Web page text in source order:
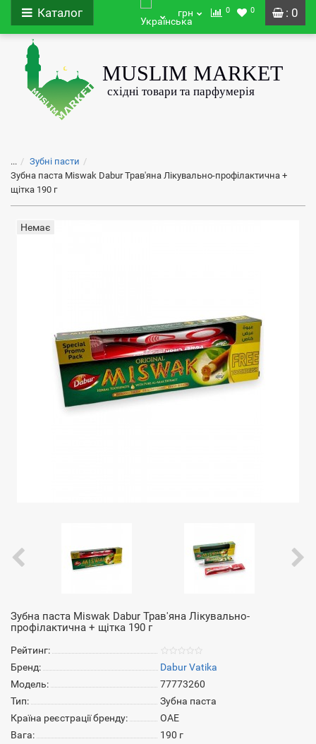
: 0
Каталог грн 0 0
...
Зубні пасти
Зубна паста Miswak Dabur Трав'яна Лікувально-профілактична +
щітка 190 г
Немає
Зубна паста Miswak Dabur Трав'яна Лікувально-
профілактична + щітка 190 г
Рейтинг:
Бренд:
Dabur Vatika
Модель:
77773260
Тип:
Зубна паста
Країна реєстрації бренду:
ОАЕ
Вага:
190 г